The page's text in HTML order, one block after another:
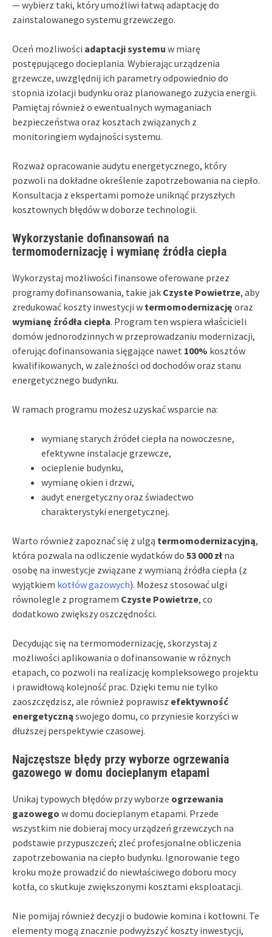
— wybierz taki, który umożliwi łatwą adaptację do
zainstalowanego systemu grzewczego.
Oceń możliwości adaptacji systemu w miarę
postępującego docieplania. Wybierając urządzenia
grzewcze, uwzględnij ich parametry odpowiednio do
stopnia izolacji budynku oraz planowanego zużycia energii.
Pamiętaj również o ewentualnych wymaganiach
bezpieczeństwa oraz kosztach związanych z
monitoringiem wydajności systemu.
Rozważ opracowanie audytu energetycznego, który
pozwoli na dokładne określenie zapotrzebowania na ciepło.
Konsultacja z ekspertami pomoże uniknąć przyszłych
kosztownych błędów w doborze technologii.
Wykorzystanie dofinansowań na
termomodernizację i wymianę źródła ciepła
Wykorzystaj możliwości finansowe oferowane przez
programy dofinansowania, takie jak Czyste Powietrze, aby
zredukować koszty inwestycji w termomodernizację oraz
wymianę źródła ciepła. Program ten wspiera właścicieli
domów jednorodzinnych w przeprowadzaniu modernizacji,
oferując dofinansowania sięgające nawet 100% kosztów
kwalifikowanych, w zależności od dochodów oraz stanu
energetycznego budynku.
W ramach programu możesz uzyskać wsparcie na:
wymianę starych źródeł ciepła na nowoczesne,
efektywne instalacje grzewcze,
ocieplenie budynku,
wymianę okien i drzwi,
audyt energetyczny oraz świadectwo
charakterystyki energetycznej.
Warto również zapoznać się z ulgą termomodernizacyjną,
która pozwala na odliczenie wydatków do 53 000 złna
osobę na inwestycje związane z wymianą źródła ciepła (z
wyjątkiem kotłów gazowych). Możesz stosować ulgi
równolegle z programem Czyste Powietrze, co
dodatkowo zwiększy oszczędności.
Decydując się na termomodernizację, skorzystaj z
możliwości aplikowania o dofinansowanie w różnych
etapach, co pozwoli na realizację kompleksowego projektu
i prawidłową kolejność prac. Dzięki temu nie tylko
zaoszczędzisz, ale również poprawisz efektywność
energetyczną swojego domu, co przyniesie korzyści w
dłuższej perspektywie czasowej.
Najczęstsze błędy przy wyborze ogrzewania
gazowego w domu docieplanym etapami
Unikaj typowych błędów przy wyborze ogrzewania
gazowego w domu docieplanym etapami. Przede
wszystkim nie dobieraj mocy urządzeń grzewczych na
podstawie przypuszczeń; zleć profesjonalne obliczenia
zapotrzebowania na ciepło budynku. Ignorowanie tego
kroku może prowadzić do niewłaściwego doboru mocy
kotła, co skutkuje zwiększonymi kosztami eksploatacji.
Nie pomijaj również decyzji o budowie komina i kotłowni. Te
elementy mogą znacznie podwyższyć koszty inwestycji,